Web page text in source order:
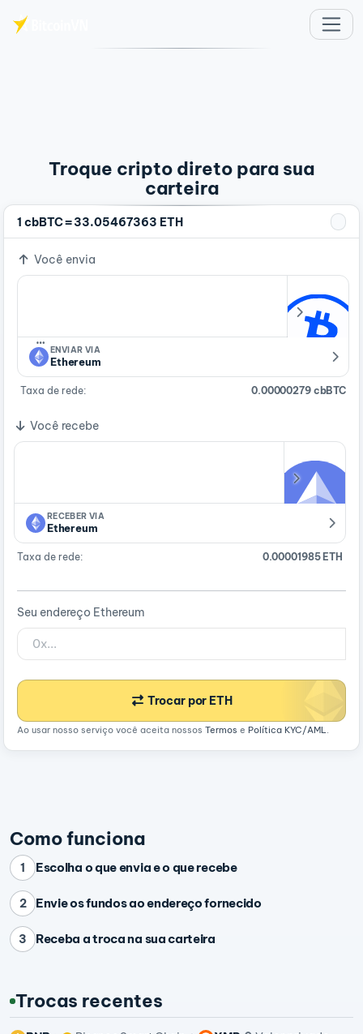
Troque cripto direto para sua
carteira
1 cbBTC=33.05467363 ETH
Você envia
…
ENVIAR VIA
Ethereum
Taxa de rede: 0.00000279 cbBTC
Você recebe
RECEBER VIA
Ethereum
Taxa de rede: 0.00001985 ETH
Seu endereço Ethereum
Trocar por ETH
Ao usar nosso serviço você aceita nossos Termos e Política KYC/AML.
Como funciona
1 Escolha o que envia e o que recebe
2 Envie os fundos ao endereço fornecido
3 Receba a troca na sua carteira
Trocas recentes